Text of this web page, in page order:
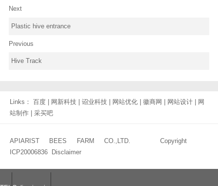
Next
Plastic hive entrance
Previous
Hive Track
Links： 百度 | 网新科技 | 诏业科技 | 网站优化 | 徽商网 | 网站设计 | 网
站制作 | 采买吧
APIARIST BEES FARM CO.,LTD. Copyright
ICP20006836 Disclaimer